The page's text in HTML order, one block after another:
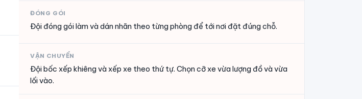
ĐÓNG GÓI
Đội đóng gói làm và dán nhãn theo từng phòng để tới nơi đặt đúng chỗ.
VẬN CHUYỂN
Đội bốc xếp khiêng và xếp xe theo thứ tự. Chọn cỡ xe vừa lượng đồ và vừa
lối vào.